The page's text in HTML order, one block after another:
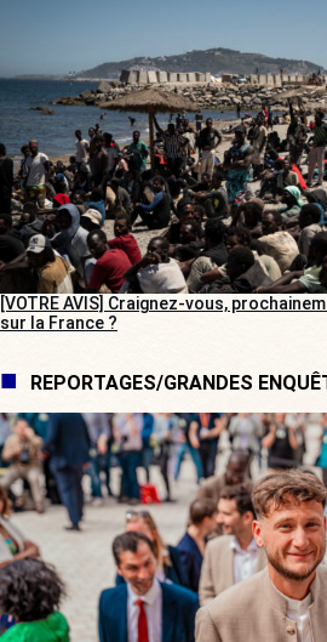
[VOTRE AVIS] Craignez-vous,
sur la France ?
REPORTAGES/GRANDES